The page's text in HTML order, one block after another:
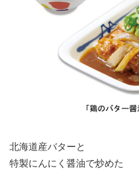
北海道産バターと
特製にんにく醤油で炒めた